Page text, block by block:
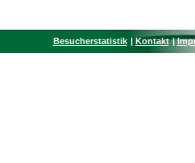
Besucherstatistik Kontakt